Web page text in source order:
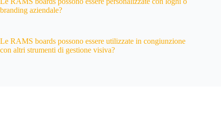
branding aziendale?
Le RAMS boards possono essere utilizzate in congiunzione
con altri strumenti di gestione visiva?